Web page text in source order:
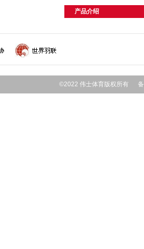
产品介绍
©2022 伟士体育版权所有 备